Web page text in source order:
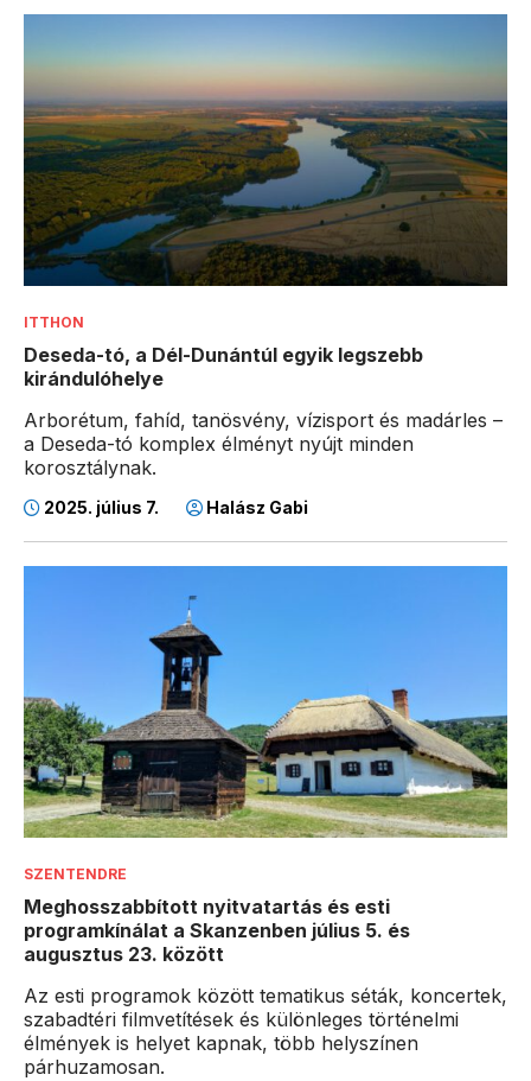
ITTHON
Deseda-tó, a Dél-Dunántúl egyik legszebb
kirándulóhelye
Arborétum, fahíd, tanösvény, vízisport és madárles –
a Deseda-tó komplex élményt nyújt minden
korosztálynak.
2025. július 7. Halász Gabi
SZENTENDRE
Meghosszabbított nyitvatartás és esti
programkínálat a Skanzenben július 5. és
augusztus 23. között
Az esti programok között tematikus séták, koncertek,
szabadtéri filmvetítések és különleges történelmi
élmények is helyet kapnak, több helyszínen
párhuzamosan.